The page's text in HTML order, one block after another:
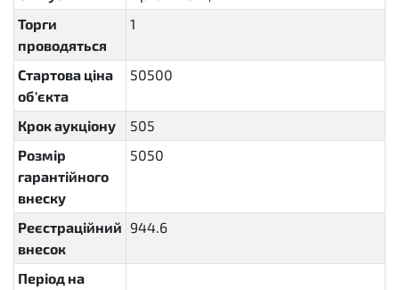
Торги
проводяться
1
Стартова ціна
об'єкта
50500
Крок аукціону
505
Розмір
гарантійного
внеску
5050
Реєстраційний
внесок
944.6
Період на